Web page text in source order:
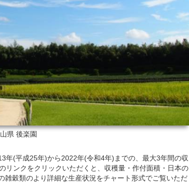
県 後楽園
年(平成25年)から2022年(令和4年)までの、最大3年間の収
リンクをクリックいただくと、収穫量・作付面積・日本の
穀類のより詳細な生産状況をチャート形式でご覧いただ